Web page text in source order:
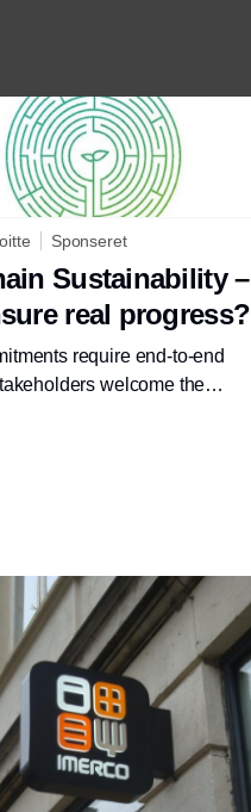
Sponseret
Sustainability –
real progress?
require end-to-end
welcome the
Annonce